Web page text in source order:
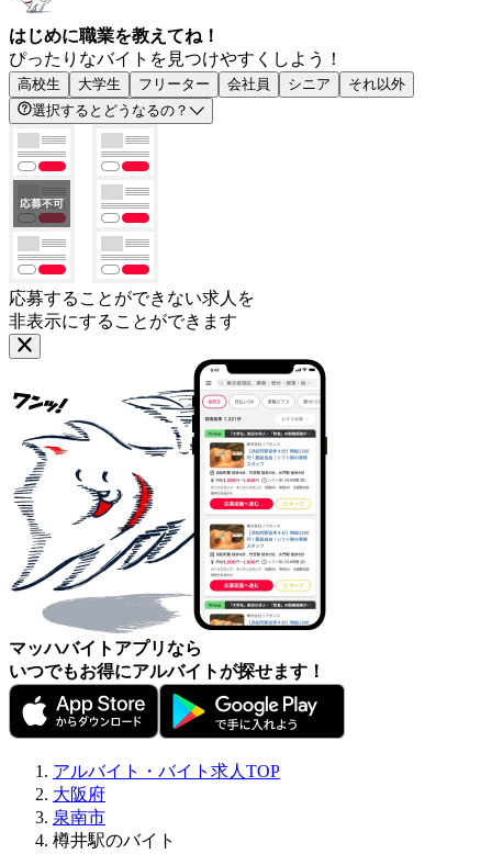
はじめに職業を教えてね！
ぴったりなバイトを見つけやすくしよう！
高校生 大学生 フリーター 会社員 シニア
それ以外
選択するとどうなるの？
応募することができない求人を
非表示にすることができます
マッハバイトアプリなら
いつでもお得にアルバイトが探せます！
アルバイト・バイト求人TOP
大阪府
泉南市
樽井駅のバイト